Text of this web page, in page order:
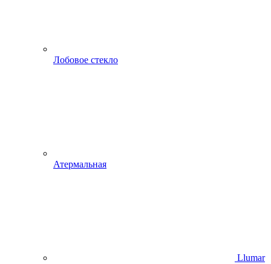
Лобовое стекло
Атермальная
Llumar